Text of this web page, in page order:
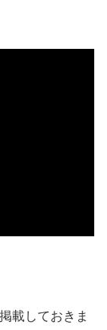
載しておきま